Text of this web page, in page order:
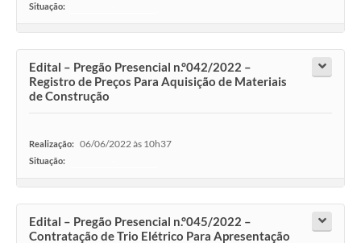
Situação:
Edital – Pregão Presencial n.°042/2022 –
Registro de Preços Para Aquisição de Materiais
de Construção
Realização: 06/06/2022 às 10h37
Situação:
Edital – Pregão Presencial n.°045/2022 –
Contratação de Trio Elétrico Para Apresentação